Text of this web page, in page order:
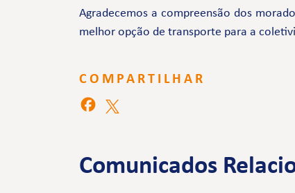
Agradecemos a compreensão dos
melhor opção de transporte para a
COMPARTILHAR
Comunicados